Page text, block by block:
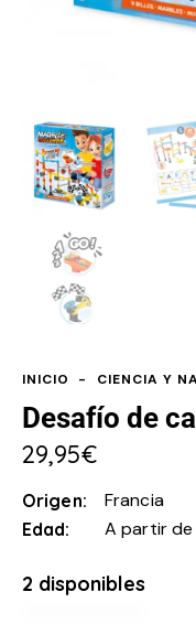
INICIO CIENCIA Y
Desafío de
29,95€
Origen Francia
Edad A partir de
2 disponibles